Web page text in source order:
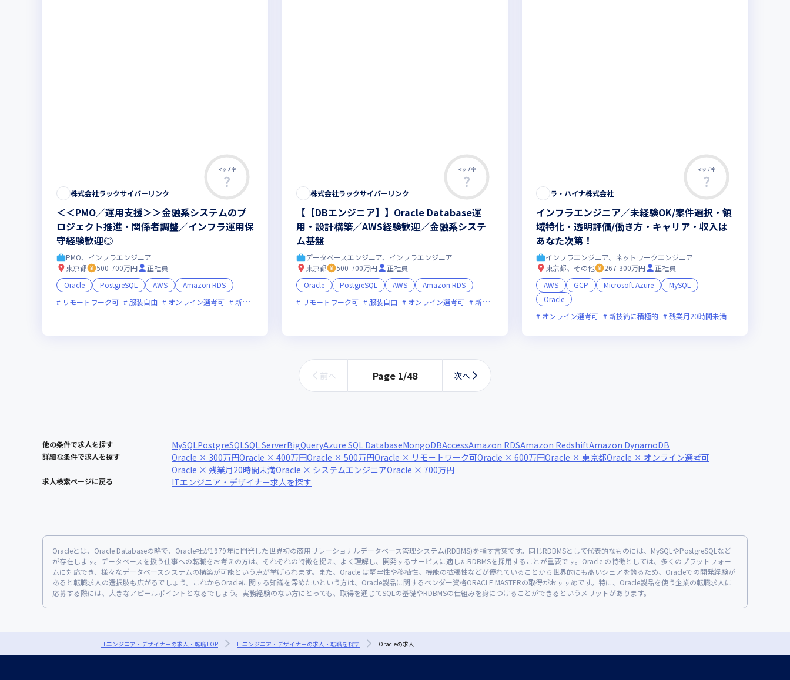
マッチ率
株式会社ラックサイバーリンク
＜＜PMO／運用支援＞＞金融系システムのプ
ロジェクト推進・関係者調整／インフラ運用保
守経験歓迎◎
PMO、インフラエンジニア
東京都
500-700万円
正社員
Oracle
PostgreSQL AWS
Amazon RDS
リモートワーク可
服装自由 オンライン選考可 新技術に積極的 残業月20時間未満 裁量労働制あり
マッチ率
株式会社ラックサイバーリンク
【【DBエンジニア】】Oracle Database運
用・設計構築／AWS経験歓迎／金融系システ
ム基盤
データベースエンジニア、インフラエンジニア
東京都
500-700万円
正社員
Oracle
PostgreSQL AWS
Amazon RDS
リモートワーク可
服装自由 オンライン選考可 新技術に積極的 残業月20時間未満
マッチ率
ラ・ハイナ株式会社
インフラエンジニア／未経験OK/案件選択・領
域特化・透明評価/働き方・キャリア・収入は
あなた次第！
インフラエンジニア、ネットワークエンジニア
東京都、その他
267-300万円
正社員
AWS
GCP Microsoft Azure
MySQL
Oracle
オンライン選考可
新技術に積極的 残業月20時間未満
前へ Page 1/48 次へ
他の条件で求人を探す MySQLPostgreSQLSQL ServerBigQueryAzure SQL DatabaseMongoDBAccessAmazon RDSAmazon RedshiftAmazon DynamoDB
詳細な条件で求人を探す Oracle × 300万円Oracle × 400万円Oracle × 500万円Oracle × リモートワーク可Oracle × 600万円Oracle × 東京都Oracle × オンライン選考可
Oracle × 残業月20時間未満Oracle × システムエンジニアOracle × 700万円
求人検索ページに戻る ITエンジニア・デザイナー求人を探す
Oracleとは、Oracle Databaseの略で、Oracle社が1979年に開発した世界初の商用リレーショナルデータベース管理システム(RDBMS)を指す言葉です。同じRDBMSとして代表的なものには、MySQLやPostgreSQLなど
が存在します。データベースを扱う仕事への転職をお考えの方は、それぞれの特徴を捉え、よく理解し、開発するサービスに適したRDBMSを採用することが重要です。Oracle の特徴としては、多くのプラットフォー
ムに対応でき、様々なデータベースシステムの構築が可能という点が挙げられます。また、Oracle は堅牢性や移植性、機能の拡張性などが優れていることから世界的にも高いシェアを誇るため、Oracleでの開発経験が
あると転職求人の選択肢も広がるでしょう。これからOracleに関する知識を深めたいという方は、Oracle製品に関するベンダー資格ORACLE MASTERの取得がおすすめです。特に、Oracle製品を使う企業の転職求人に
応募する際には、大きなアピールポイントとなるでしょう。実務経験のない方にとっても、取得を通じてSQLの基礎やRDBMSの仕組みを身につけることができるというメリットがあります。
ITエンジニア・デザイナーの求人・転職TOP ITエンジニア・デザイナーの求人・転職を探す Oracleの求人